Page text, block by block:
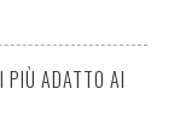
PIÙ ADATTO AI